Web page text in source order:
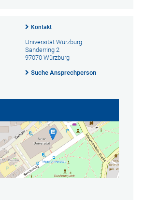
Kontakt
Universität Würzburg
Sanderring 2
97070 Würzburg
Suche Ansprechperson